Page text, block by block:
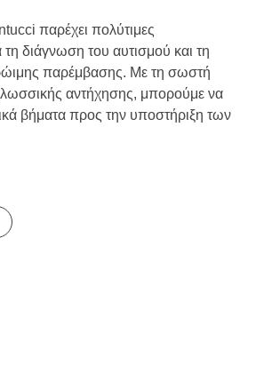
παρέχει πολύτιμες
διάγνωση του αυτισμού και τη
παρέμβασης. Με τη σωστή
αντήχησης, μπορούμε να
βήματα προς την υποστήριξη των